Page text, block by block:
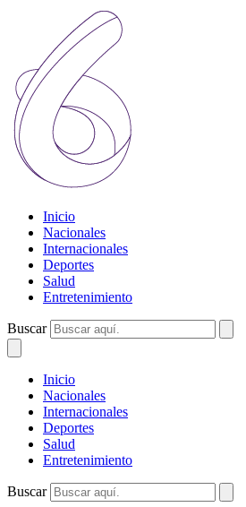
Inicio
Nacionales
Internacionales
Deportes
Salud
Entretenimiento
Buscar
Inicio
Nacionales
Internacionales
Deportes
Salud
Entretenimiento
Buscar